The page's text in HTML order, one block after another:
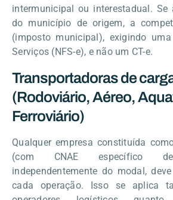
intermunicipal ou interestadual.
do município de origem, a
(imposto municipal), exigindo
Serviços (NFS-e), e não um CT-e.
Transportadoras de
(Rodoviário, Aéreo,
Ferroviário)
Qualquer empresa constituída
(com CNAE específico de
independentemente do modal,
cada operação. Isso se aplica